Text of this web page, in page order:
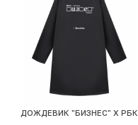
ДОЖДЕВИК "БИЗНЕС" Х РБК